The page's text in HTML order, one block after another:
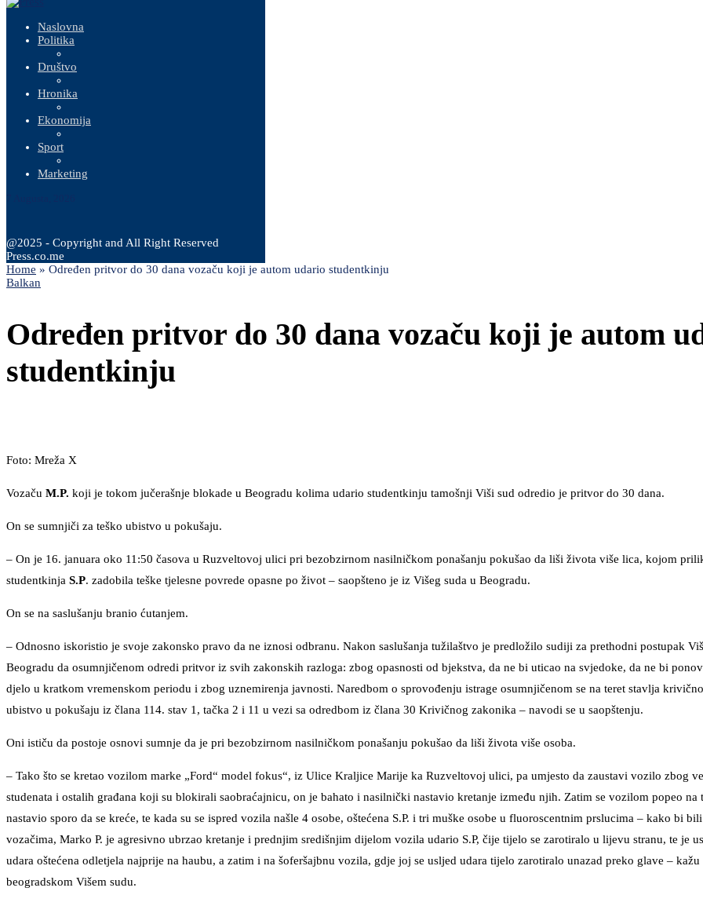
Naslovna
Politika
Društvo
Hronika
Ekonomija
Sport
Marketing
@2025 - Copyright and All Right Reserved
Press.co.me
Home » Određen pritvor do 30 dana vozaču koji je autom udario studentkinju
Balkan
Određen pritvor do 30 dana vozaču koji je autom
studentkinju
Foto: Mreža X
Vozaču M.P. koji je tokom jučerašnje blokade u Beogradu kolima udario studentkinju tamošnji Viši sud odredio je pritvor do 30 dana.
On se sumnjiči za teško ubistvo u pokušaju.
– On je 16. januara oko 11:50 časova u Ruzveltovoj ulici pri bezobzirnom nasilničkom ponašanju pokušao da liši života više lica, kojom
studentkinja S.P. zadobila teške tjelesne povrede opasne po život – saopšteno je iz Višeg suda u Beogradu.
On se na saslušanju branio ćutanjem.
– Odnosno iskoristio je svoje zakonsko pravo da ne iznosi odbranu. Nakon saslušanja tužilaštvo je predložilo sudiji za prethodni postupak
Beogradu da osumnjičenom odredi pritvor iz svih zakonskih razloga: zbog opasnosti od bjekstva, da ne bi uticao na svjedoke, da ne bi
djelo u kratkom vremenskom periodu i zbog uznemirenja javnosti. Naredbom o sprovođenju istrage osumnjičenom se na teret stavlja
ubistvo u pokušaju iz člana 114. stav 1, tačka 2 i 11 u vezi sa odredbom iz člana 30 Krivičnog zakonika – navodi se u saopštenju.
Oni ističu da postoje osnovi sumnje da je pri bezobzirnom nasilničkom ponašanju pokušao da liši života više osoba.
– Tako što se kretao vozilom marke „Ford“ model fokus“, iz Ulice Kraljice Marije ka Ruzveltovoj ulici, pa umjesto da zaustavi vozilo zbog
studenata i ostalih građana koji su blokirali saobraćajnicu, on je bahato i nasilnički nastavio kretanje između njih. Zatim se vozilom popeo na
nastavio sporo da se kreće, te kada su se ispred vozila našle 4 osobe, oštećena S.P. i tri muške osobe u fluoroscentnim prslucima – kako bi
vozačima, Marko P. je agresivno ubrzao kretanje i prednjim središnjim dijelom vozila udario S.P, čije tijelo se zarotiralo u lijevu stranu, te je
udara oštećena odletjela najprije na haubu, a zatim i na šoferšajbnu vozila, gdje joj se usljed udara tijelo zarotiralo unazad preko glave – kažu
beogradskom Višem sudu.